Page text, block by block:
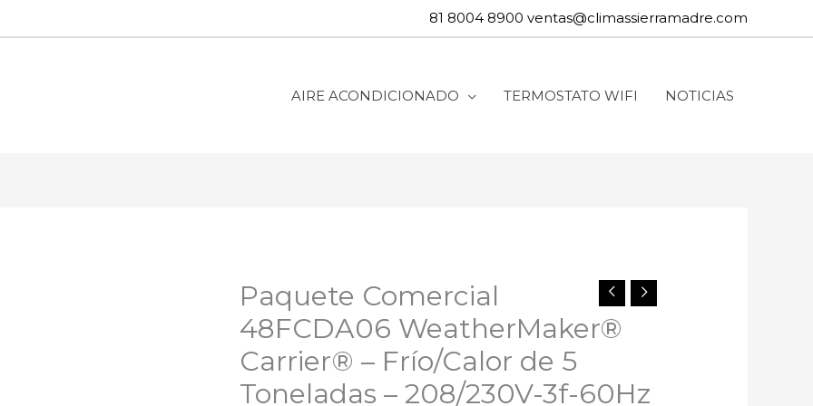
81 8004 8900 ventas@climassierramadre.com
AIRE ACONDICIONADO TERMOSTATO WIFI NOTICIAS
Paquete Comercial
48FCDA06 WeatherMaker®
Carrier®️ – Frío/Calor de 5
Toneladas – 208/230V-3f-60Hz